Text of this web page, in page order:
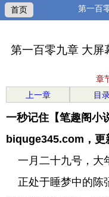
首页 第一百
第一百零九章 大屏
章
上一章
目
一秒记住【笔趣阁小
biquge345.com，更
一月二十九号，大
正处于睡梦中的陈